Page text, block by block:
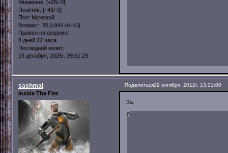
Уважение: [+26/-0]
Позитив: [+49/-0]
Пол: Мужской
Возраст: 36 [1990-04-13]
Провел на форуме:
8 дней 22 часа
Последний визит:
19 декабря, 2025г. 09:51:29
Поделиться29 октября, 2012г. 13:21:00
sashmal
Inside The Fire
За.
0